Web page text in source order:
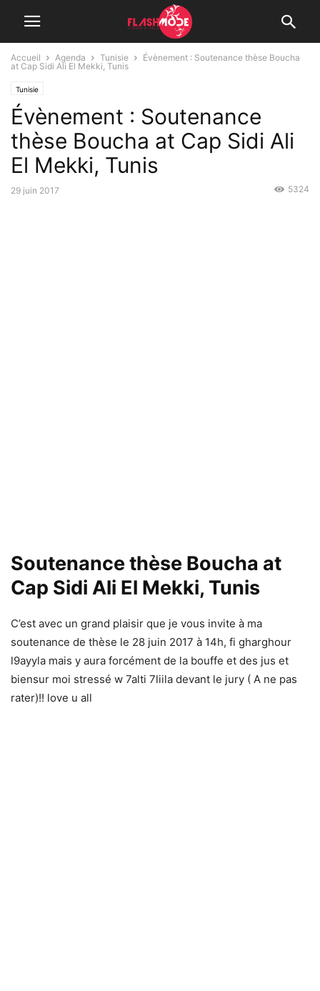
Accueil Agenda Tunisie
Évènement : Soutenance thèse Boucha
at Cap Sidi Ali El Mekki, Tunis
Tunisie
Évènement : Soutenance
thèse Boucha at Cap Sidi Ali
El Mekki, Tunis
29 juin 2017 5324
Soutenance thèse Boucha at
Cap Sidi Ali El Mekki, Tunis
C’est avec un grand plaisir que je vous invite à ma
soutenance de thèse le 28 juin 2017 à 14h, fi gharghour
l9ayyla mais y aura forcément de la bouffe et des jus et
biensur moi stressé w 7alti 7liila devant le jury ( A ne pas
rater)!! love u all